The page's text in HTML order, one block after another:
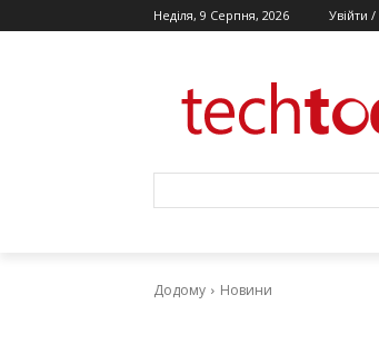
Неділя, 9 Серпня, 2026 Увійти
Додому Новини